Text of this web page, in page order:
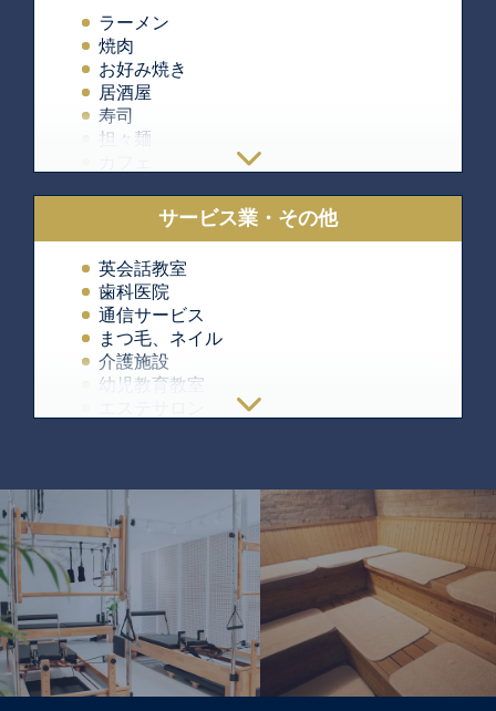
など
ラーメン
焼肉
お好み焼き
居酒屋
寿司
担々麺
タイ料理
サンドウィッチ
チキン専門店
アメリカンレストラン
焼き鳥
ホルモン
サムギョプサル
餃子
サービス業・その他
英会話教室
歯科医院
通信サービス
まつ毛、ネイル
介護施設
幼児教育教室
ヨガ教室
ヘアーサロン
買取
子供向けフォトスタジオ
独立支援塾
ピラティス
看護施設
不動産コンサルティング
カラオケ